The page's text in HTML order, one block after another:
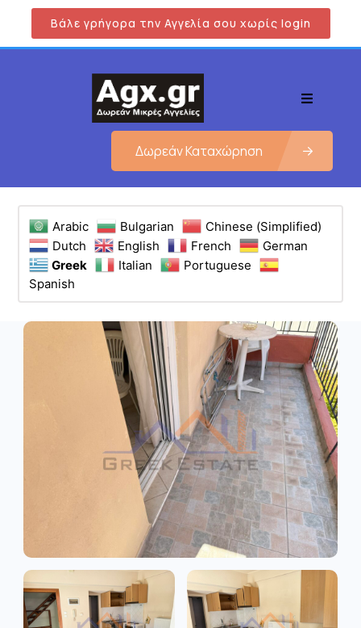
Βάλε γρήγορα την Αγγελία σου χωρίς login
Δωρεάν Καταχώρηση
Arabic Bulgarian
Chinese (Simplified)
Dutch
English French
German
Greek
Italian
Portuguese
Spanish